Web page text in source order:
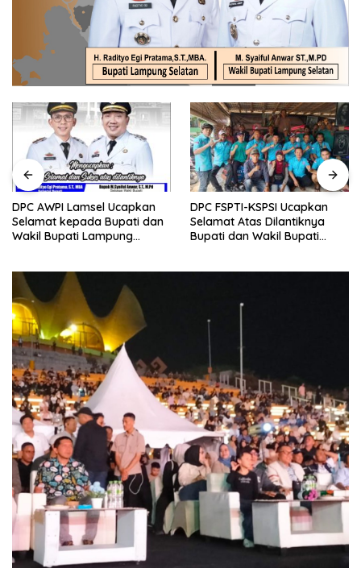
DPC AWPI Lamsel Ucapkan
Selamat kepada Bupati dan
Wakil Bupati Lampung
DPC FSPTI-KSPSI Ucapkan
Selamat Atas Dilantiknya
Bupati dan Wakil Bupati